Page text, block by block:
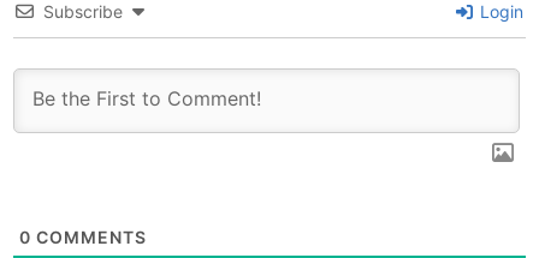
Subscribe Login
0 COMMENTS